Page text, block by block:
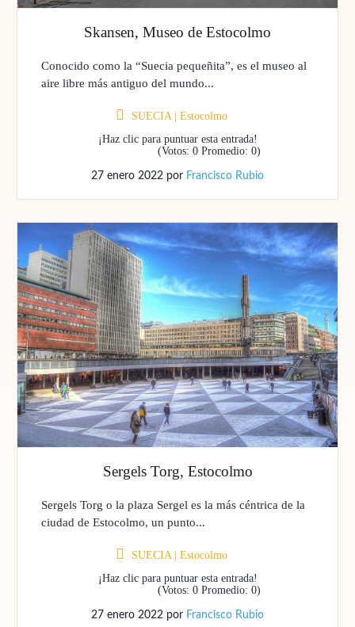
Skansen, Museo de Estocolmo
Conocido como la “Suecia pequeñita”, es el museo al
aire libre más antiguo del mundo...
SUECIA| Estocolmo
¡Haz clic para puntuar esta entrada!
(Votos: 0 Promedio: 0)
27 enero 2022 por Francisco Rubio
Sergels Torg, Estocolmo
Sergels Torg o la plaza Sergel es la más céntrica de la
ciudad de Estocolmo, un punto...
SUECIA | Estocolmo
¡Haz clic para puntuar esta entrada!
(Votos: 0 Promedio: 0)
27 enero 2022 por Francisco Rubio